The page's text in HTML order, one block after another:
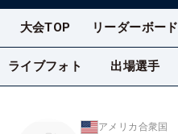
大会TOP リーダーボード
ライブフォト 出場選手
アメリカ合衆国